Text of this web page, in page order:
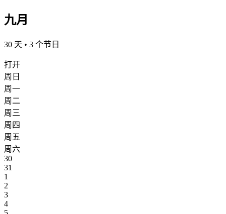
九月
30 天 • 3 个节日
打开
周日
周一
周二
周三
周四
周五
周六
30
31
1
2
3
4